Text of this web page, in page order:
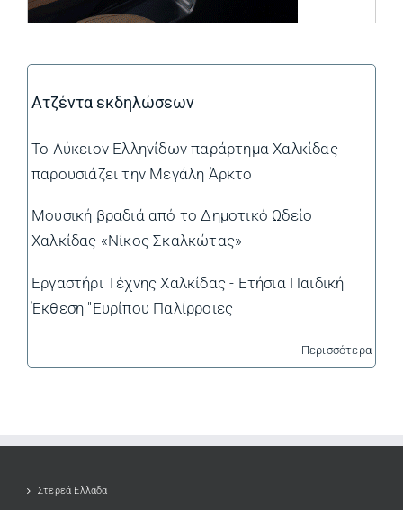
Ατζέντα εκδηλώσεων
Το Λύκειον Ελληνίδων παράρτημα Χαλκίδας
παρουσιάζει την Μεγάλη Άρκτο
Μουσική βραδιά από το Δημοτικό Ωδείο
Χαλκίδας «Νίκος Σκαλκώτας»
Εργαστήρι Τέχνης Χαλκίδας - Ετήσια Παιδική
Έκθεση "Ευρίπου Παλίρροιες
Περισσότερα
Στερεά Ελλάδα